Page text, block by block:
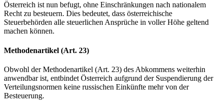
Österreich ist nun befugt, ohne Einschränkungen nach nationalem
Recht zu besteuern. Dies bedeutet, dass österreichische
Steuerbehörden alle steuerlichen Ansprüche in voller Höhe geltend
machen können.
Methodenartikel (Art. 23)
Obwohl der Methodenartikel (Art. 23) des Abkommens weiterhin
anwendbar ist, entbindet Österreich aufgrund der Suspendierung der
Verteilungsnormen keine russischen Einkünfte mehr von der
Besteuerung.